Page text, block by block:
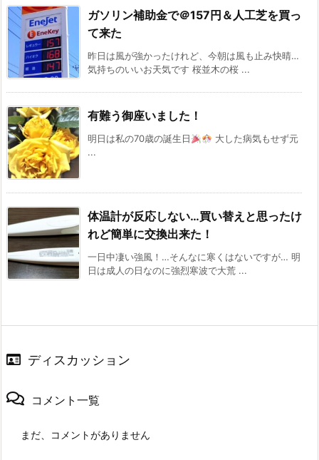
ガソリン補助金で＠157円＆人工芝を買っ
て来た
昨日は風が強かったけれど、今朝は風も止み快晴…
気持ちのいいお天気です 桜並木の桜 ...
有難う御座いました！
明日は私の70歳の誕生日
大した病気もせず元
...
体温計が反応しない…買い替えと思ったけ
れど簡単に交換出来た！
一日中凄い強風！…そんなに寒くはないですが… 明
日は成人の日なのに強烈寒波で大荒 ...
ディスカッション
コメント一覧
まだ、コメントがありません